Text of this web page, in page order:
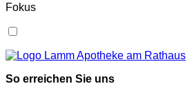
Fokus
So erreichen Sie uns